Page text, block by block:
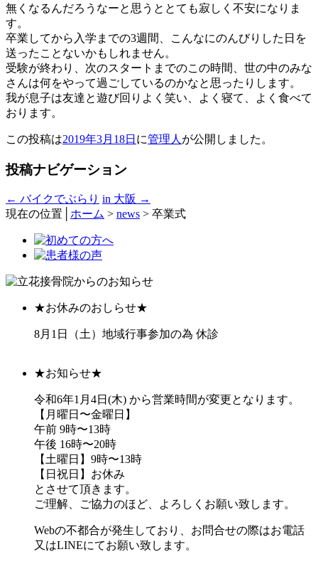
無くなるんだろうなーと思うととても寂しく不安になりま
す。
卒業してから入学までの3週間、こんなにのんびりした日を
送ったことないかもしれません。
受験が終わり、次のスタートまでのこの時間、世の中のみな
さんは何をやって過ごしているのかなと思ったりします。
我が息子は友達と遊び回りよく笑い、よく寝て、よく食べて
おります。
この投稿は2019年3月18日 に管理人 が公開しました 。
投稿ナビゲーション
← バイクでぶらり in 大阪 →
現在の位置│ ホーム > news > 卒業式
★お休みのおしらせ★
8月1日（土）地域行事参加の為 休診
★お知らせ★
令和6年1月4日(木) から営業時間が変更となります。
【月曜日〜金曜日】
午前 9時〜13時
午後 16時〜20時
【土曜日】9時〜13時
【日祝日】お休み
とさせて頂きます。
ご理解、ご協力のほど、よろしくお願い致します。
Webの不都合が発生しており、お問合せの際はお電話
又はLINEにてお願い致します。